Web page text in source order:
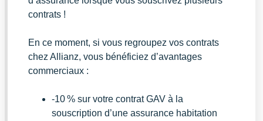
contrats !
En ce moment, si vous regroupez vos contrats
chez Allianz, vous bénéficiez d’avantages
commerciaux :
-10 % sur votre contrat GAV à la
souscription d’une assurance habitation